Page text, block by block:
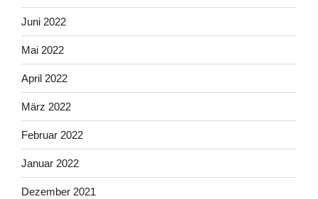
Juni 2022
Mai 2022
April 2022
März 2022
Februar 2022
Januar 2022
Dezember 2021